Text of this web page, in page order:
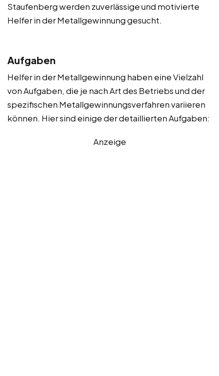
Staufenberg werden zuverlässige und motivierte
Helfer in der Metallgewinnung gesucht.
Aufgaben
Helfer in der Metallgewinnung haben eine Vielzahl
von Aufgaben, die je nach Art des Betriebs und der
spezifischen Metallgewinnungsverfahren variieren
können. Hier sind einige der detaillierten Aufgaben:
Anzeige